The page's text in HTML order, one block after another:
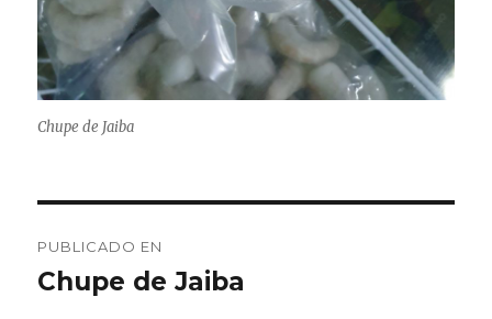
Chupe de Jaiba
de
PUBLICADO EN
Chupe de Jaiba